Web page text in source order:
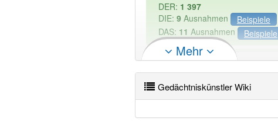
DER: 1 397
DIE: 9 Ausnahmen
Beispiele
DAS: 11 Ausnahmen Beispiele
PowerIndex:3
Mehr
Gedächtniskünstler Wiki